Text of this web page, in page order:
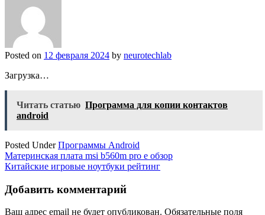
Posted on 12 февраля 2024 by neurotechlab
Загрузка…
Читать статью Программа для копии контактов
android
Posted UnderПрограммы Android
Навигация
по
записям
Материнская плата msi b560m pro e обзор
Китайские игровые ноутбуки рейтинг
Добавить комментарий
Ваш адрес email не будет опубликован. Обязательные поля